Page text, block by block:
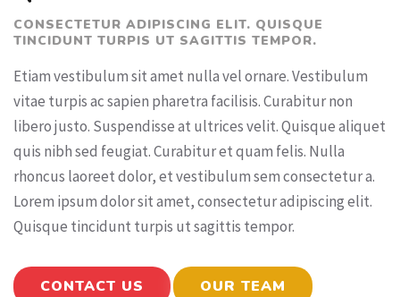
CONSECTETUR ADIPISCING ELIT. QUISQUE
TINCIDUNT TURPIS UT SAGITTIS TEMPOR.
Etiam vestibulum sit amet nulla vel ornare. Vestibulum
vitae turpis ac sapien pharetra facilisis. Curabitur non
libero justo. Suspendisse at ultrices velit. Quisque aliquet
quis nibh sed feugiat. Curabitur et quam felis. Nulla
rhoncus laoreet dolor, et vestibulum sem consectetur a.
Lorem ipsum dolor sit amet, consectetur adipiscing elit.
Quisque tincidunt turpis ut sagittis tempor.
CONTACT US OUR TEAM